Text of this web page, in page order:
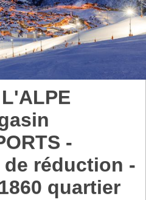
-
réduction -
quartier